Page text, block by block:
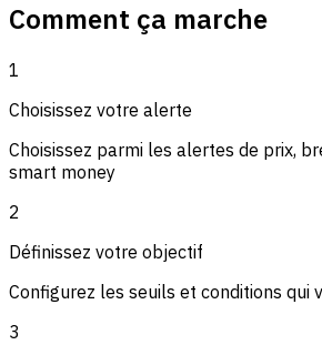
Comment ça marche
1
Choisissez votre alerte
Choisissez parmi les alertes de prix,
smart money
2
Définissez votre objectif
Configurez les seuils et conditions qui
3